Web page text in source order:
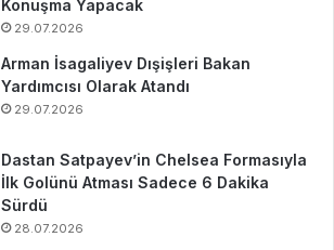
Konuşma Yapacak
29.07.2026
Arman İsagaliyev Dışişleri Bakan
Yardımcısı Olarak Atandı
29.07.2026
Dastan Satpayev’in Chelsea Formasıyla
İlk Golünü Atması Sadece 6 Dakika
Sürdü
28.07.2026